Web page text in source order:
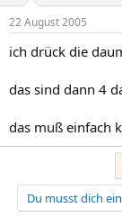
22 August 2005
ich drück die
das sind dann 4
das muß einfach
Du musst dich